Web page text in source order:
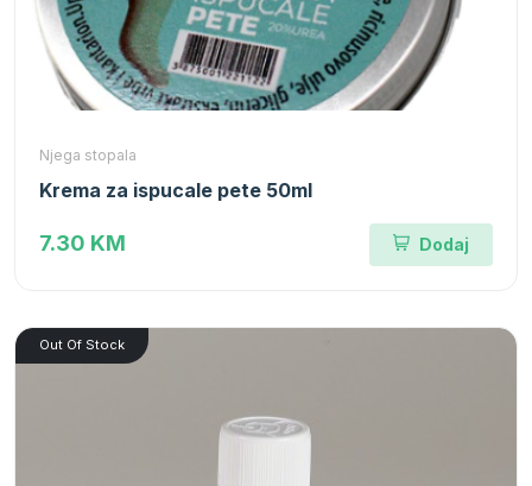
Njega stopala
Krema za ispucale pete 50ml
7.30 KM Dodaj
Out Of Stock